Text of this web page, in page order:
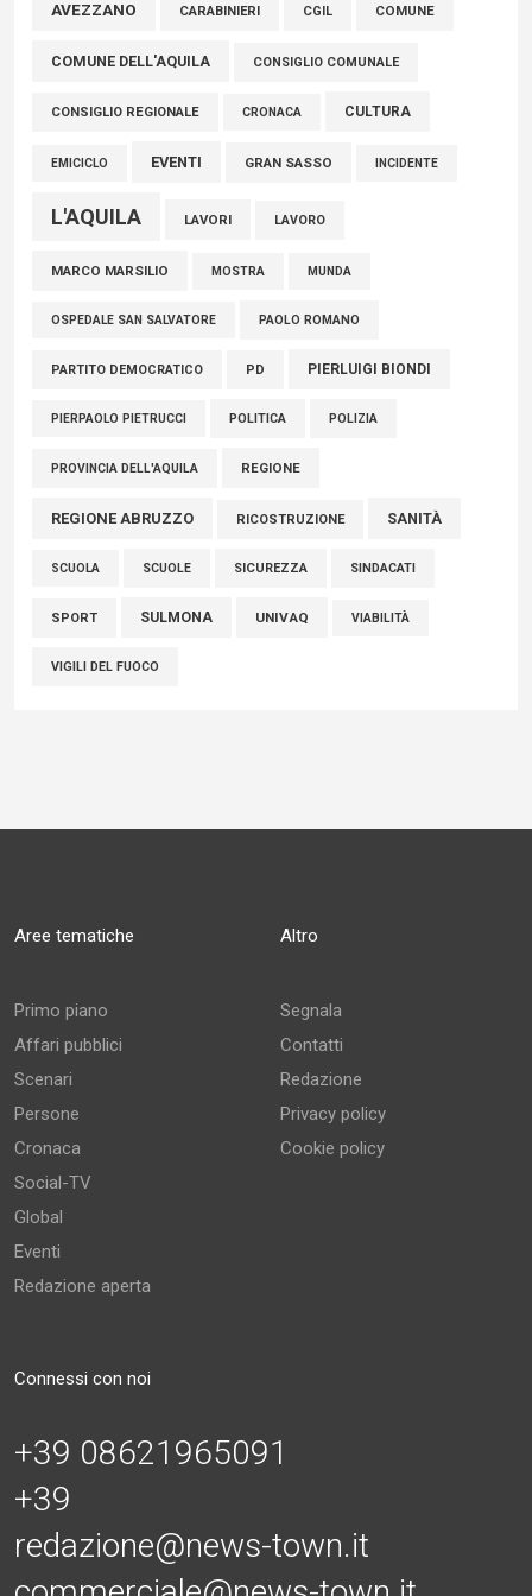
Marcinelle, Verrecchia (FdI): "Un minuto di raccoglimento in
connazionali tra cui molti abruzzesi"
06 Agosto 2026
AVEZZANO CARABINIERI CGIL COMUNE
COMUNE DELL'AQUILA CONSIGLIO COMUNALE
CONSIGLIO REGIONALE CRONACA CULTURA
EMICICLO EVENTI GRAN SASSO INCIDENTE
L'AQUILA LAVORI LAVORO
MARCO MARSILIO MOSTRA MUNDA
OSPEDALE SAN SALVATORE PAOLO ROMANO
PARTITO DEMOCRATICO PD PIERLUIGI BIONDI
PIERPAOLO PIETRUCCI POLITICA POLIZIA
PROVINCIA DELL'AQUILA REGIONE
REGIONE ABRUZZO RICOSTRUZIONE SANITÀ
SCUOLA SCUOLE SICUREZZA SINDACATI
SPORT SULMONA UNIVAQ VIABILITÀ
VIGILI DEL FUOCO
Aree tematiche
Primo piano
Affari pubblici
Scenari
Persone
Cronaca
Social-TV
Global
Eventi
Redazione aperta
Altro
Segnala
Contatti
Redazione
Privacy policy
Cookie policy
Connessi con noi
+39 08621965091
+39
redazione@news-town.it